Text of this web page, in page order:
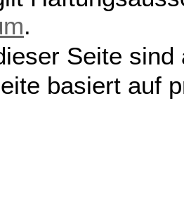
.
Seite
basiert auf